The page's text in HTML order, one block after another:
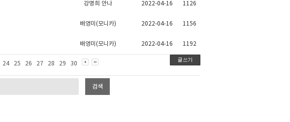
강명희 안나 2022-04-16 1126
배영미(모니카) 2022-04-16 1156
배영미(모니카) 2022-04-16 1192
24 25 26 27 28 29 30